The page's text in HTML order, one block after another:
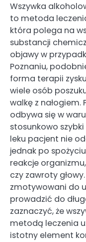
Wszywka
to metoda
która polega na
substancji
objawy w
Poznaniu,
forma terapii
wiele osób
walkę z nałogiem.
odbywa się w
stosunkowo
leku pacjent nie
jednak po
reakcje
czy zawroty
zmotywowani do
prowadzić do
zaznaczyć, że
metodą leczenia
istotny element